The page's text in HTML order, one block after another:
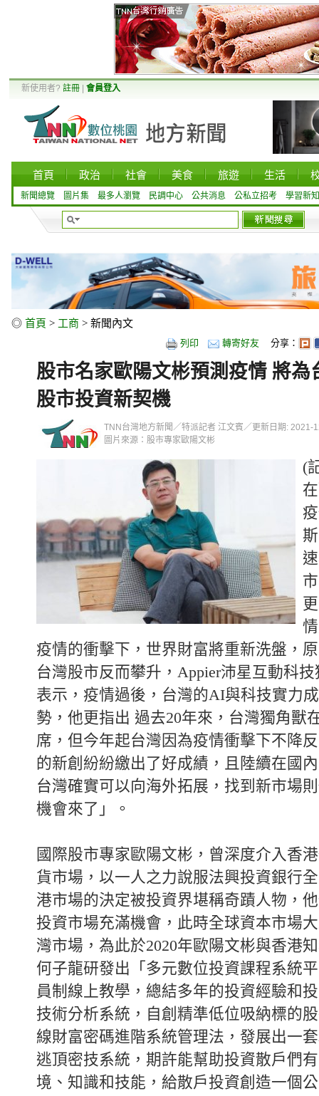
新使用者? 註冊 會員登入
首頁 政治 社會 美食 旅遊 生活
新聞總覽 圖片集 最多人瀏覽 民調中心 公共消息 公私立招考 學習新知
◎ 首頁 > 工商 > 新聞內文
列印 轉寄好友 分享：
股市名家歐陽文彬預測疫情 將為
股市投資新契機
TNN台灣地方新聞／特派記者 江文賓／更新日期: 2021-
圖片來源：股市專家歐陽文彬
(
疫情的衝擊下，世界財富將重新洗盤，
台灣股市反而攀升，Appier沛星互動科
表示，疫情過後，台灣的AI與科技實力
勢，他更指出 過去20年來，台灣獨角獸
席，但今年起台灣因為疫情衝擊下不降
的新創紛紛繳出了好成績，且陸續在國
台灣確實可以向海外拓展，找到新市場
機會來了」。
國際股市專家歐陽文彬，曾深度介入香
貨市場，以一人之力說服法興投資銀行
港市場的決定被投資界堪稱奇蹟人物，
投資市場充滿機會，此時全球資本市場
灣市場，為此於2020年歐陽文彬與香港
何子龍研發出「多元數位投資課程系統
員制線上教學，總結多年的投資經驗和
技術分析系統，自創精準低位吸納標的
線財富密碼進階系統管理法，發展出一
逃頂密技系統，期許能幫助投資散戶們
境、知識和技能，給散戶投資創造一個